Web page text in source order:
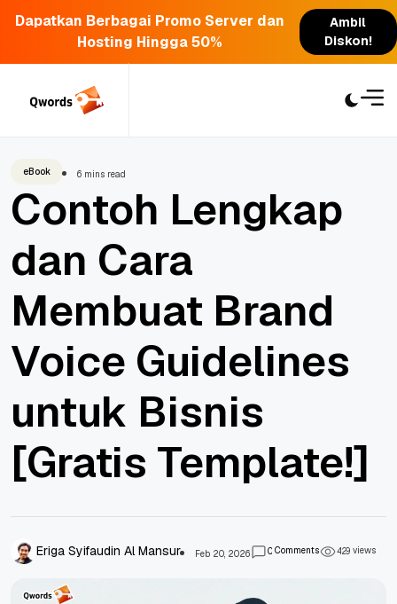
Dapatkan Berbagai Promo Server dan
Hosting Hingga 50%
Ambil
Diskon!
eBook 6 mins read
Contoh Lengkap
dan Cara
Membuat Brand
Voice Guidelines
untuk Bisnis
[Gratis Template!]
Eriga Syifaudin Al Mansur Feb 20, 2026 0Comments 429views